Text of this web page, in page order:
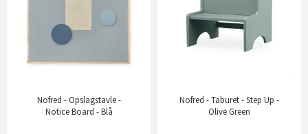
Nofred - Opslagstavle -
Notice Board - Blå
Nofred - Taburet - Step Up -
Olive Green